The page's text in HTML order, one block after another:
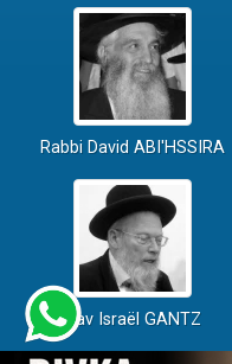
Rabbi David ABI'HSSIRA
Rav Israël GANTZ